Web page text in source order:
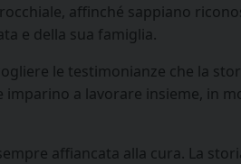
affinché sappiano
e della sua famiglia.
le testimonianze che la
imparino a lavorare insieme, in
affiancata alla cura. La